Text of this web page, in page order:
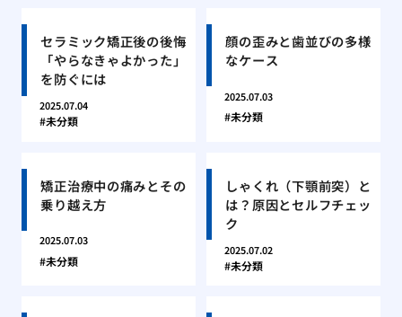
セラミック矯正後の後悔
「やらなきゃよかった」
を防ぐには
2025.07.04
未分類
顔の歪みと歯並びの多様
なケース
2025.07.03
未分類
矯正治療中の痛みとその
乗り越え方
2025.07.03
未分類
しゃくれ（下顎前突）と
は？原因とセルフチェッ
ク
2025.07.02
未分類